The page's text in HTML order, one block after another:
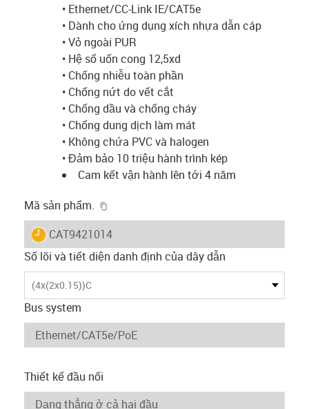
• Ethernet/CC-Link IE/CAT5e
• Dành cho ứng dụng xích nhựa dẫn cáp
• Vỏ ngoài PUR
• Hệ số uốn cong 12,5xd
• Chống nhiễu toàn phần
• Chống nứt do vết cắt
• Chống dầu và chống cháy
• Chống dung dịch làm mát
• Không chứa PVC và halogen
• Đảm bảo 10 triệu hành trình kép
Cam kết vận hành lên tới 4 năm
Mã sản phẩm.
igus-icon-lieferzeit
CAT9421014
Số lõi và tiết diện danh định của dây dẫn
(4x(2x0.15))C
Bus system
Thiết kế đầu nối